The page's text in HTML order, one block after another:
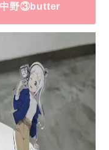
中野③butter